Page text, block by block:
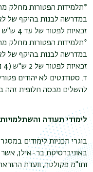
*תלמידות הפטורות מחלק
זכאיות לפטור של עד 4 ש"ש (8 נ"ז) מקורסים כלליים.
*תלמידות הפטורות מחלק
זכאיות לפטור של 2 ש"ש (4 נ"ז) מקורסים כלליים.
ד. סטודנטים לא יהודים
להשלים מכסה חלופית זהה
לימודי תעודה
בוגרי תכניות לימודים
באוניברסיטת בר-אילן,
ותו"מ פקולטה, וועדת